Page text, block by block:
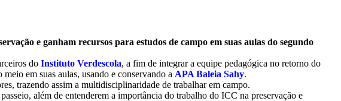
e ganham recursos para estudos de campo em suas aulas do segundo
do Instituto Verdescola, a fim de integrar a equipe pedagógica no retorno do
em suas aulas, usando e conservando a APA Baleia Sahy.
trazendo assim a multidisciplinaridade de trabalhar em campo.
além de entenderem a importância do trabalho do ICC na preservação e